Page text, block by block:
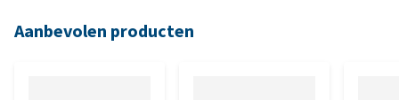
Aanbevolen producten